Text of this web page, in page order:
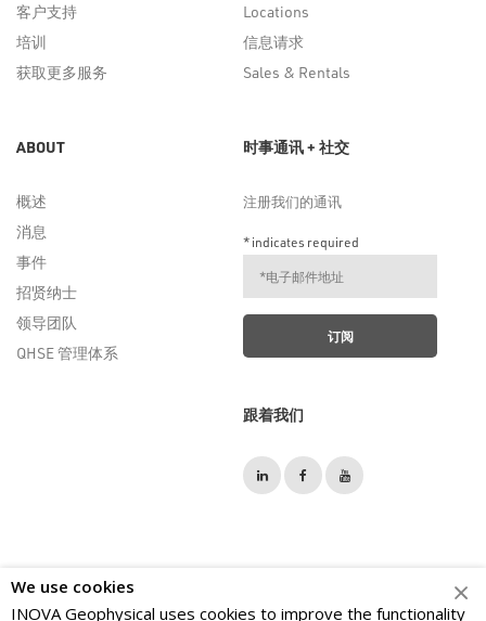
客户支持
培训
获取更多服务
Locations
信息请求
Sales & Rentals
ABOUT
概述
消息
事件
招贤纳士
领导团队
QHSE 管理体系
时事通讯 + 社交
注册我们的通讯
*indicates required
跟着我们
We use cookies
INOVA Geophysical uses cookies to improve the functionality